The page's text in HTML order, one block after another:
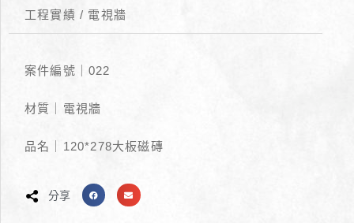
工程實績 / 電視牆
案件編號｜022
材質｜電視牆
品名｜120*278大板磁磚
分享